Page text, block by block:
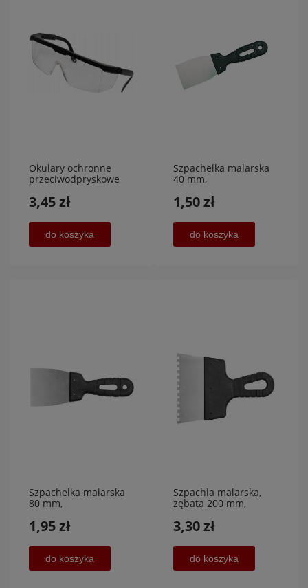
Okulary ochronne
przeciwodpryskowe
3,45 zł
do koszyka
Szpachelka malarska
40 mm,
1,50 zł
do koszyka
Szpachelka malarska
80 mm,
1,95 zł
do koszyka
Szpachla malarska,
zębata 200 mm,
3,30 zł
do koszyka